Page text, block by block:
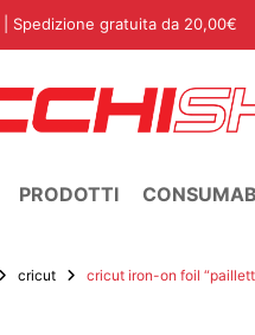
| Spedizione gratuita da 20,00€
PRODOTTI
cricut cricut iron-on foil